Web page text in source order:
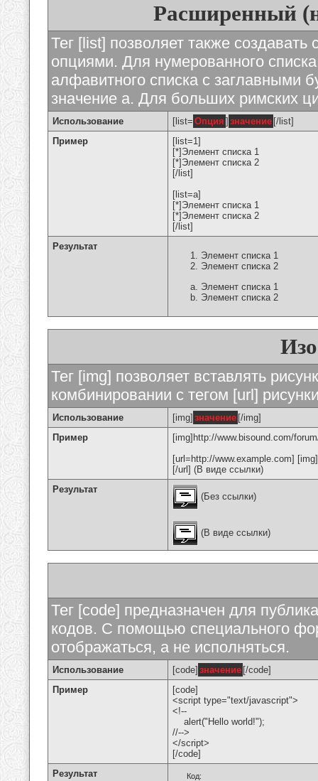
Расширенный
Тег [list] позволяет также
опциями. Для нумерованного
алфавитного списка с заглавными
значение а. Для больших римских
Использование [list= Опция ] значение [/list]
Пример
[list=1]
[*]Элемент списка 1
[*]Элемент списка 2
[/list]
[list=a]
[*]Элемент списка 1
[*]Элемент списка 2
[/list]
Результат
Элемент списка 1
Элемент списка 2
Элемент списка 1
Элемент списка 2
Тег [img] позволяет вставлять
комбинировании с тегом [url]
Использование [img] значение [/img]
Пример
[img]http://www.bisound.com/
[url=http://www.example.com]
[/url] (В виде ссылки)
Результат
(Без ссылки)
(В виде ссылки)
Тег [code] предназначен для
кодов. С помощью специального
отображаться, а не исполняться.
Использование [code] значение [/code]
Пример
[code]
<script type="text/javascript">
<!--
alert("Hello world!");
//-->
</script>
[/code]
Результат
Код: